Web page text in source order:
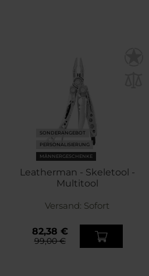
SONDERANGEBOT
PERSONALISIERUNG
MÄNNERGESCHENKE
Leatherman - Skeletool -
Multitool
Versand: Sofort
82,38 €
99,00 €